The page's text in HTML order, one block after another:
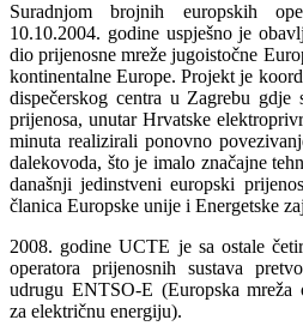
Suradnjom brojnih europskih
10.10.2004. godine uspješno je
dio prijenosne mreže jugoistočne
kontinentalne Europe. Projekt je
dispečerskog centra u Zagrebu gdje
prijenosa, unutar Hrvatske
minuta realizirali ponovno
dalekovoda, što je imalo značajne
današnji jedinstveni europski
članica Europske unije i Energetske
2008. godine UCTE je sa ostale
operatora prijenosnih sustava
udrugu ENTSO-E (Europska mreža
za električnu energiju).